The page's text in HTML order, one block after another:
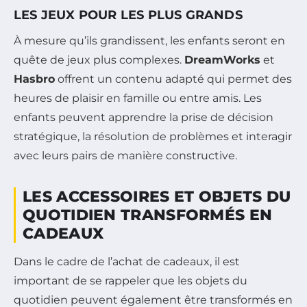
LES JEUX POUR LES PLUS GRANDS
À mesure qu’ils grandissent, les enfants seront en
quête de jeux plus complexes. DreamWorks et
Hasbro offrent un contenu adapté qui permet des
heures de plaisir en famille ou entre amis. Les
enfants peuvent apprendre la prise de décision
stratégique, la résolution de problèmes et interagir
avec leurs pairs de manière constructive.
LES ACCESSOIRES ET OBJETS DU
QUOTIDIEN TRANSFORMÉS EN
CADEAUX
Dans le cadre de l’achat de cadeaux, il est
important de se rappeler que les objets du
quotidien peuvent également être transformés en